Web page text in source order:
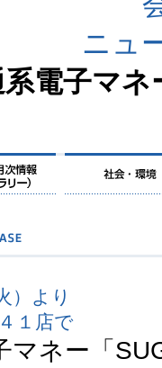
ニュ
系電子マ
）より
１店で
マネー「